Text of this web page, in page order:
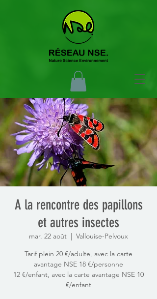
A la rencontre des papillons
et autres insectes
mar. 22 août
  |
Vallouise-Pelvoux
Tarif plein 20 €/adulte, avec la carte
avantage NSE 18 €/personne
12 €/enfant, avec la carte avantage NSE 10
€/enfant